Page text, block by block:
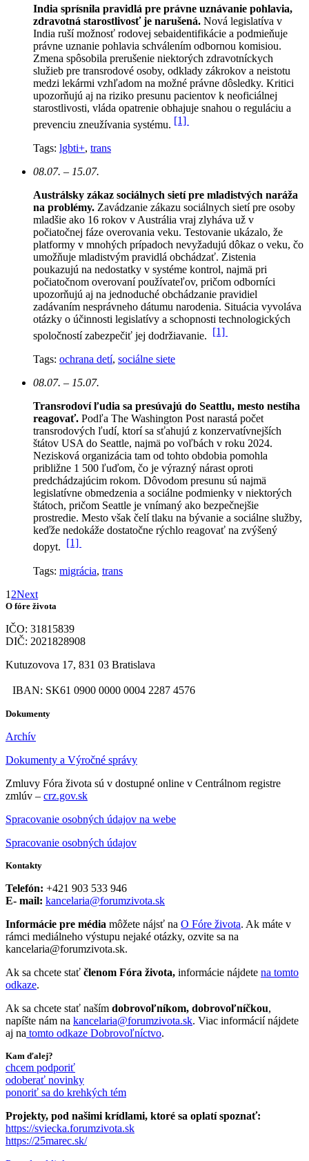
India sprísnila pravidlá pre právne uznávanie pohlavia,
zdravotná starostlivosť je narušená. Nová legislatíva v
India ruší možnosť rodovej sebaidentifikácie a podmieňuje
právne uznanie pohlavia schválením odbornou komisiou.
Zmena spôsobila prerušenie niektorých zdravotníckych
služieb pre transrodové osoby, odklady zákrokov a neistotu
medzi lekármi vzhľadom na možné právne dôsledky. Kritici
upozorňujú aj na riziko presunu pacientov k neoficiálnej
starostlivosti, vláda opatrenie obhajuje snahou o reguláciu a
prevenciu zneužívania systému. [1]
Tags: lgbti+, trans
08.07. – 15.07.
Austrálsky zákaz sociálnych sietí pre mladistvých naráža
na problémy. Zavádzanie zákazu sociálnych sietí pre osoby
mladšie ako 16 rokov v Austrália vraj zlyháva už v
počiatočnej fáze overovania veku. Testovanie ukázalo, že
platformy v mnohých prípadoch nevyžadujú dôkaz o veku, čo
umožňuje mladistvým pravidlá obchádzať. Zistenia
poukazujú na nedostatky v systéme kontrol, najmä pri
počiatočnom overovaní používateľov, pričom odborníci
upozorňujú aj na jednoduché obchádzanie pravidiel
zadávaním nesprávneho dátumu narodenia. Situácia vyvoláva
otázky o účinnosti legislatívy a schopnosti technologických
spoločností zabezpečiť jej dodržiavanie. [1]
Tags: ochrana detí, sociálne siete
08.07. – 15.07.
Transrodoví ľudia sa presúvajú do Seattlu, mesto nestíha
reagovať. Podľa The Washington Post narastá počet
transrodových ľudí, ktorí sa sťahujú z konzervatívnejších
štátov USA do Seattle, najmä po voľbách v roku 2024.
Nezisková organizácia tam od tohto obdobia pomohla
približne 1 500 ľuďom, čo je výrazný nárast oproti
predchádzajúcim rokom. Dôvodom presunu sú najmä
legislatívne obmedzenia a sociálne podmienky v niektorých
štátoch, pričom Seattle je vnímaný ako bezpečnejšie
prostredie. Mesto však čelí tlaku na bývanie a sociálne služby,
keďže nedokáže dostatočne rýchlo reagovať na zvýšený
dopyt. [1]
Tags: migrácia, trans
1 2Next
O fóre života
IČO: 31815839
DIČ: 2021828908
Kutuzovova 17, 831 03 Bratislava
IBAN: SK61 0900 0000 0004 2287 4576
Dokumenty
Archív
Dokumenty a Výročné správy
Zmluvy Fóra života sú v dostupné online v Centrálnom registre
zmlúv – crz.gov.sk
Spracovanie osobných údajov na webe
Spracovanie osobných údajov
Kontakty
Telefón: +421 903 533 946
E- mail: kancelaria@forumzivota.sk
Informácie pre média môžete nájsť na O Fóre života. Ak máte v
rámci mediálneho výstupu nejaké otázky, ozvite sa na
kancelaria@forumzivota.sk.
Ak sa chcete stať členom Fóra života, informácie nájdete na tomto
odkaze.
Ak sa chcete stať naším dobrovoľníkom, dobrovoľníčkou,
napíšte nám na kancelaria@forumzivota.sk. Viac informácií nájdete
aj na tomto odkaze Dobrovoľníctvo.
Kam ďalej?
chcem podporiť
odoberať novinky
ponoriť sa do krehkých tém
Projekty, pod našimi krídlami, ktoré sa oplatí spoznať:
https://sviecka.forumzivota.sk
https://25marec.sk/